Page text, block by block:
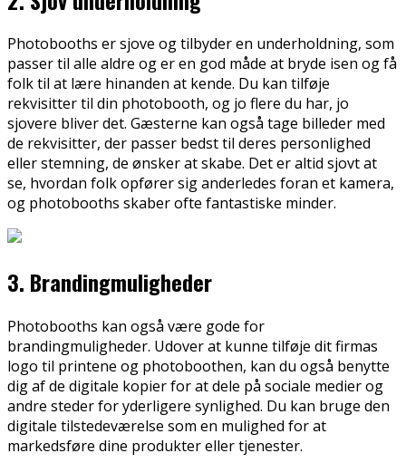
Photobooths er sjove og tilbyder en underholdning, som
passer til alle aldre og er en god måde at bryde isen og få
folk til at lære hinanden at kende. Du kan tilføje
rekvisitter til din photobooth, og jo flere du har, jo
sjovere bliver det. Gæsterne kan også tage billeder med
de rekvisitter, der passer bedst til deres personlighed
eller stemning, de ønsker at skabe. Det er altid sjovt at
se, hvordan folk opfører sig anderledes foran et kamera,
og photobooths skaber ofte fantastiske minder.
3. Brandingmuligheder
Photobooths kan også være gode for
brandingmuligheder. Udover at kunne tilføje dit firmas
logo til printene og photoboothen, kan du også benytte
dig af de digitale kopier for at dele på sociale medier og
andre steder for yderligere synlighed. Du kan bruge den
digitale tilstedeværelse som en mulighed for at
markedsføre dine produkter eller tjenester.